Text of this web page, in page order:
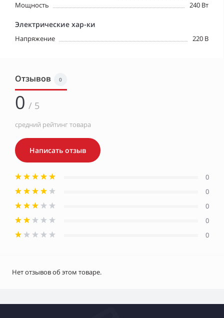
Мощность
240 Вт
Электрические хар-ки
Напряжение 220 В
Отзывов 0
0 / 5
средний рейтинг товара
Написать отзыв
0
0
0
0
0
Нет отзывов об этом товаре.